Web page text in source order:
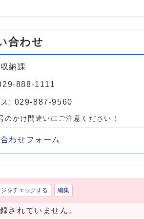
合わせ
納課
888-1111
ス: 029-887-9560
のかけ間違いにご注意ください！
わせフォーム
をチェックする 編集
されていません。